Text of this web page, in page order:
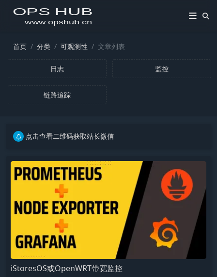
首页 分类 可观测性 文章列表
日志 监控
链路追踪
点击查看二维码获取站长微信
iStoresOS或OpenWRT带宽监控